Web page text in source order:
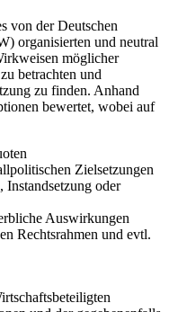
von der Deutschen
organisierten und neutral
möglicher
betrachten und
zu finden. Anhand
bewertet, wobei auf
Zielsetzungen
oder
Auswirkungen
Rechtsrahmen und evtl.